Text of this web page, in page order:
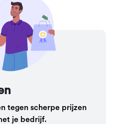
tegen scherpe prijzen
je bedrijf.